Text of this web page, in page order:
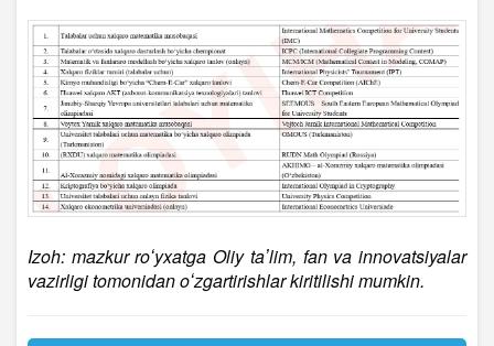
Izoh: mazkur roʻyxatga Oliy taʼlim, fan va innovatsiyalar
vazirligi tomonidan oʻzgartirishlar kiritilishi mumkin.